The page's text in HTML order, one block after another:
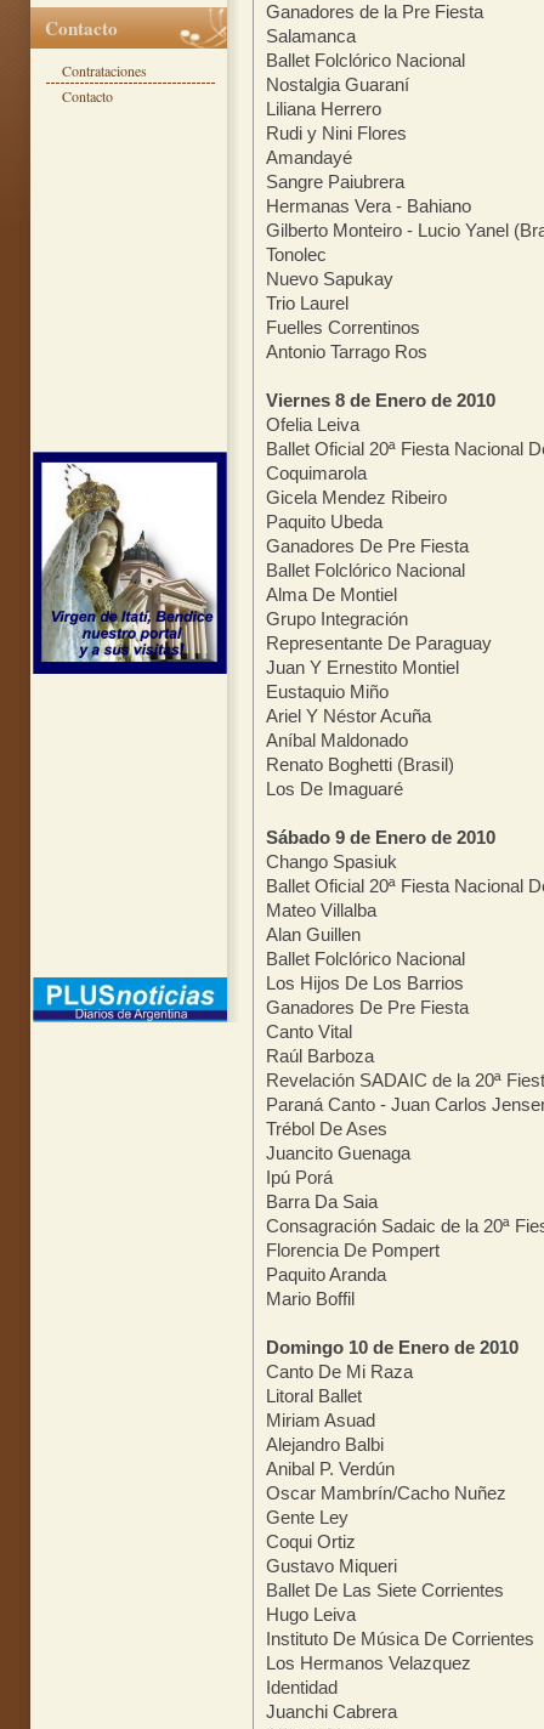
Ganadores de la Pre Fiesta
Salamanca
Ballet Folclórico Nacional
Nostalgia Guaraní
Liliana Herrero
Rudi y Nini Flores
Amandayé
Sangre Paiubrera
Hermanas Vera - Bahiano
Gilberto Monteiro - Lucio Yanel
Tonolec
Nuevo Sapukay
Trio Laurel
Fuelles Correntinos
Antonio Tarrago Ros
Viernes 8 de Enero de 2010
Ofelia Leiva
Ballet Oficial 20ª Fiesta Nacional
Coquimarola
Gicela Mendez Ribeiro
Paquito Ubeda
Ganadores De Pre Fiesta
Ballet Folclórico Nacional
Alma De Montiel
Grupo Integración
Representante De Paraguay
Juan Y Ernestito Montiel
Eustaquio Miño
Ariel Y Néstor Acuña
Aníbal Maldonado
Renato Boghetti (Brasil)
Los De Imaguaré
Sábado 9 de Enero de 2010
Chango Spasiuk
Ballet Oficial 20ª Fiesta Nacional
Mateo Villalba
Alan Guillen
Ballet Folclórico Nacional
Los Hijos De Los Barrios
Ganadores De Pre Fiesta
Canto Vital
Raúl Barboza
Revelación SADAIC de la 20ª
Paraná Canto - Juan Carlos
Trébol De Ases
Juancito Guenaga
Ipú Porá
Barra Da Saia
Consagración Sadaic de la 20ª
Florencia De Pompert
Paquito Aranda
Mario Boffil
Domingo 10 de Enero de 2010
Canto De Mi Raza
Litoral Ballet
Miriam Asuad
Alejandro Balbi
Anibal P. Verdún
Oscar Mambrín/Cacho Nuñez
Gente Ley
Coqui Ortiz
Gustavo Miqueri
Ballet De Las Siete Corrientes
Hugo Leiva
Instituto De Música De Corrientes
Los Hermanos Velazquez
Identidad
Juanchi Cabrera
Contacto
Contrataciones
Contacto